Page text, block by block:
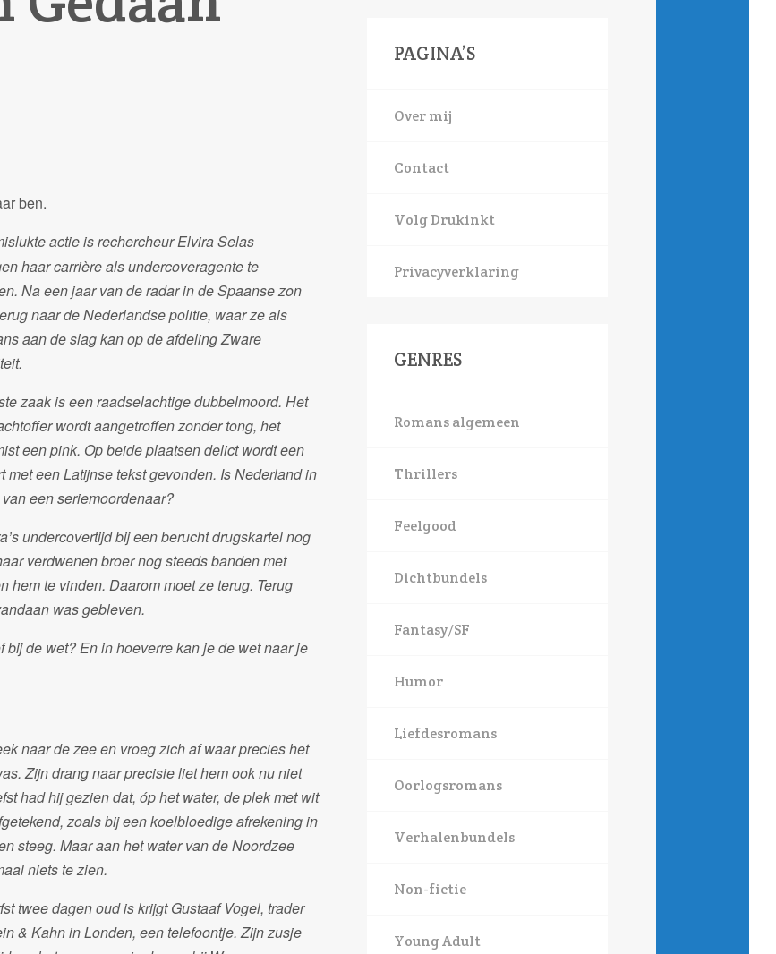
ben.
actie is rechercheur Elvira Selas
haar carrière als undercoveragente te
Na een jaar van de radar in de Spaanse zon
naar de Nederlandse politie, waar ze als
aan de slag kan op de afdeling Zware
zaak is een raadselachtige dubbelmoord. Het
wordt aangetroffen zonder tong, het
een pink. Op beide plaatsen delict wordt een
met een Latijnse tekst gevonden. Is Nederland in
een seriemoordenaar?
undercovertijd bij een berucht drugskartel nog
verdwenen broer nog steeds banden met
hem te vinden. Daarom moet ze terug. Terug
was gebleven.
bij de wet? En in hoeverre kan je de wet naar je
naar de zee en vroeg zich af waar precies het
Zijn drang naar precisie liet hem ook nu niet
had hij gezien dat, óp het water, de plek met wit
zoals bij een koelbloedige afrekening in
steeg. Maar aan het water van de Noordzee
niets te zien.
twee dagen oud is krijgt Gustaaf Vogel, trader
& Kahn in Londen, een telefoontje. Zijn zusje
PAGINA’S
Over mij
Contact
Volg Drukinkt
Privacyverklaring
GENRES
Romans algemeen
Thrillers
Feelgood
Dichtbundels
Fantasy/SF
Humor
Liefdesromans
Oorlogsromans
Verhalenbundels
Non-fictie
Young Adult